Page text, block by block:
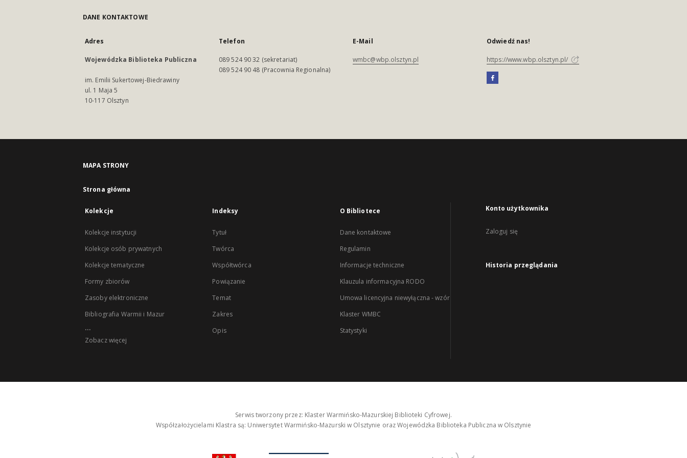
DANE KONTAKTOWE
Adres
Wojewódzka Biblioteka Publiczna
im. Emilii Sukertowej-Biedrawiny
ul. 1 Maja 5
10-117 Olsztyn
Telefon
089 524 90 32 (sekretariat)
089 524 90 48 (Pracownia Regionalna)
E-Mail
wmbc@wbp.olsztyn.pl
Odwiedź nas!
https://www.wbp.olsztyn.pl/
MAPA STRONY
Strona główna
Kolekcje
Kolekcje instytucji
Kolekcje osób prywatnych
Kolekcje tematyczne
Formy zbiorów
Zasoby elektroniczne
Bibliografia Warmii i Mazur
...
Zobacz więcej
Indeksy
Tytuł
Twórca
Współtwórca
Powiązanie
Temat
Zakres
Opis
O Bibliotece
Dane kontaktowe
Regulamin
Informacje techniczne
Klauzula informacyjna RODO
Umowa licencyjna niewyłączna - wzór
Klaster WMBC
Statystyki
Konto użytkownika
Zaloguj się
Historia przeglądania
Serwis tworzony przez: Klaster Warmińsko-Mazurskiej Biblioteki Cyfrowej.
Współzałożycielami Klastra są: Uniwersytet Warmińsko-Mazurski w Olsztynie oraz Wojewódzka Biblioteka Publiczna w Olsztynie